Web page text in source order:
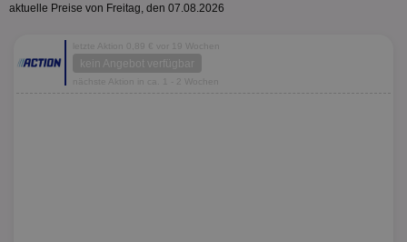
aktuelle Preise von Freitag, den 07.08.2026
letzte Aktion 0,89 € vor 19 Wochen
kein Angebot verfügbar
nächste Aktion in ca. 1 - 2 Wochen